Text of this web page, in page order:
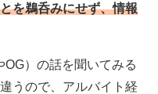
を鵜呑みにせず、情報
）の話を聞いてみる
うので、アルバイト経